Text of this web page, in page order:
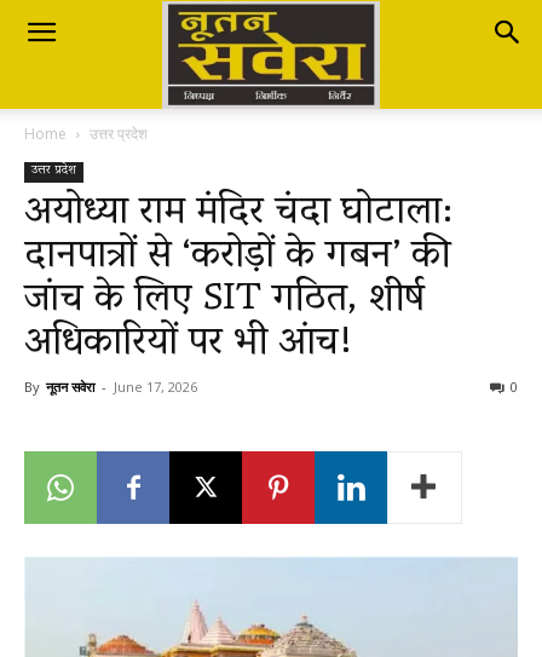
Nutan
Savera
नूतन
सवेरा
Breaking
Home उत्तर प्रदेश
उत्तर प्रदेश
अयोध्या राम मंदिर चंदा घोटाला:
दानपात्रों से ‘करोड़ों के गबन’ की
जांच के लिए SIT गठित, शीर्ष
अधिकारियों पर भी आंच!
By नूतन सवेरा - June 17, 2026 0